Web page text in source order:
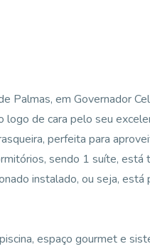
Palmas, em Governador
logo de cara pelo seu
perfeita para
sendo 1 suíte, está
instalado, ou seja, está
espaço gourmet e